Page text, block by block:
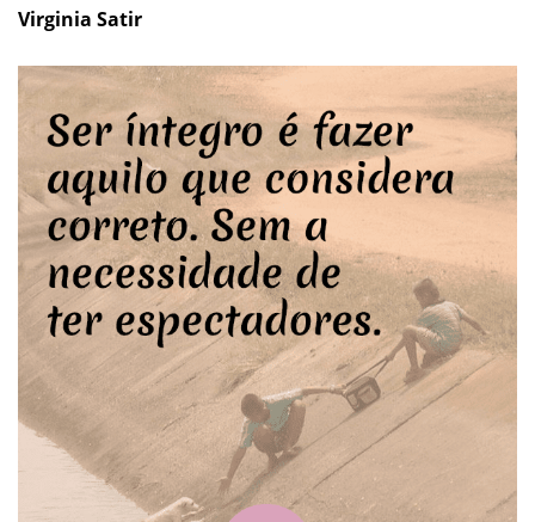
Virginia Satir